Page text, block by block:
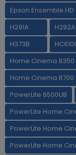
Epson Ensemble HD
H291A
H292A
H373B
Home Cinema 8350
Home Cinema 8700
PowerLite 6500UB
PowerLite Home
PowerLite Home
PowerLite Home